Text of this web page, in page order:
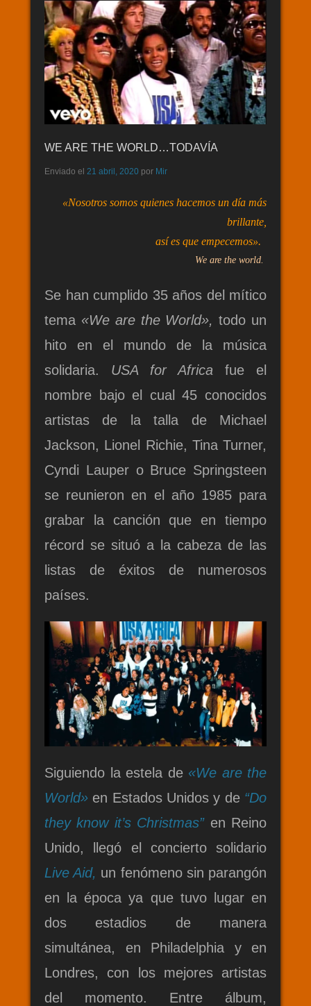
WE ARE THE WORLD…TODAVÍA
Enviado el 21 abril, 2020 por Mir
«Nosotros somos quienes hacemos un día más
brillante,
así es que empecemos».
We are the world.
Se han cumplido 35 años del mítico
tema «We are the World», todo un
hito en el mundo de la música
solidaria. USA for Africa fue el
nombre bajo el cual 45 conocidos
artistas de la talla de Michael
Jackson, Lionel Richie, Tina Turner,
Cyndi Lauper o Bruce Springsteen
se reunieron en el año 1985 para
grabar la canción que en tiempo
récord se situó a la cabeza de las
listas de éxitos de numerosos
países.
Siguiendo la estela de «We are the
World» en Estados Unidos y de “Do
they know it’s Christmas”en Reino
Unido, llegó el concierto solidario
Live Aid, un fenómeno sin parangón
en la época ya que tuvo lugar en
dos estadios de manera
simultánea, en Philadelphia y en
Londres, con los mejores artistas
del momento. Entre álbum,